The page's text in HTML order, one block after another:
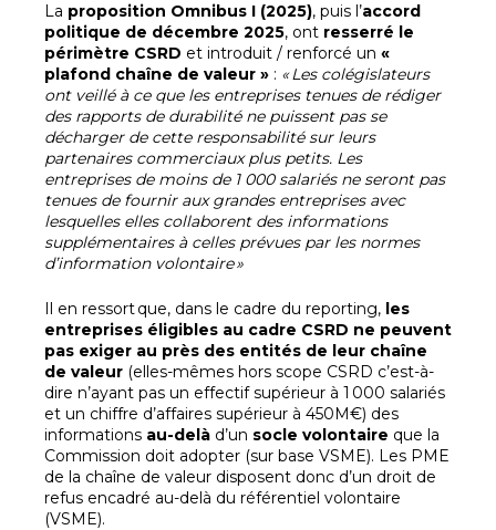
La proposition Omnibus I (2025), puis l’accord
politique de décembre 2025, ont resserré le
périmètre CSRD et introduit / renforcé un «
plafond chaîne de valeur » : « Les colégislateurs
ont veillé à ce que les entreprises tenues de rédiger
des rapports de durabilité ne puissent pas se
décharger de cette responsabilité sur leurs
partenaires commerciaux plus petits. Les
entreprises de moins de 1 000 salariés ne seront pas
tenues de fournir aux grandes entreprises avec
lesquelles elles collaborent des informations
supplémentaires à celles prévues par les normes
d’information volontaire »
Il en ressort que, dans le cadre du reporting, les
entreprises éligibles au cadre CSRD ne peuvent
pas exiger au près des entités de leur chaîne
de valeur (elles-mêmes hors scope CSRD c’est-à-
dire n’ayant pas un effectif supérieur à 1 000 salariés
et un chiffre d’affaires supérieur à 450M€) des
informations au-delà d’un socle volontaire que la
Commission doit adopter (sur base VSME). Les PME
de la chaîne de valeur disposent donc d’un droit de
refus encadré au-delà du référentiel volontaire
(VSME).